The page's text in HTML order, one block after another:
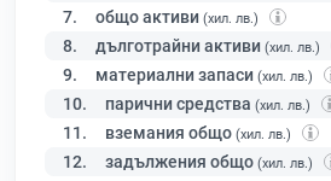
7. общо активи (хил. лв.)
8. дълготрайни активи (хил. лв.)
9. материални запаси (хил. лв.)
10. парични средства (хил. лв.)
11. вземания общо (хил. лв.)
12. задължения общо (хил. лв.)